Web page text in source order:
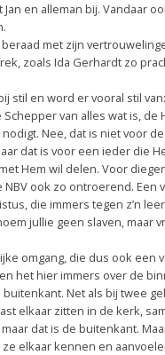
en alleman bij. Vandaar
met zijn
zoals Ida Gerhardt zo
stil en word er vooral stil
Schepper van alles wat is, de
Nee, dat is niet voor
dat is voor een ieder die
Hem wil delen. Voor
ook zo ontroerend. Een
die immers tegen z’n
jullie geen slaven, maar
omgang, die dus ook een
het hier immers over de
Net als bij twee
elkaar zitten in de kerk,
dat is de buitenkant.
elkaar kennen en